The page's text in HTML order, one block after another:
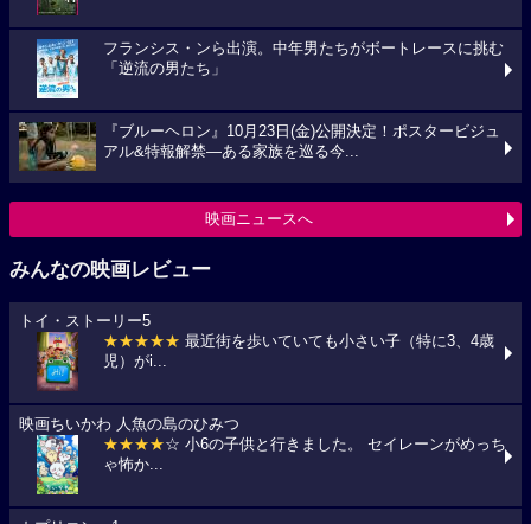
フランシス・ンら出演。中年男たちがボートレースに挑む
「逆流の男たち」
『ブルーヘロン』10月23日(金)公開決定！ポスタービジュ
アル&特報解禁―ある家族を巡る今...
映画ニュースへ
みんなの映画レビュー
トイ・ストーリー5
★★★★★ 最近街を歩いていても小さい子（特に3、4歳
児）がi...
映画ちいかわ 人魚の島のひみつ
★★★★☆ 小6の子供と行きました。 セイレーンがめっち
ゃ怖か...